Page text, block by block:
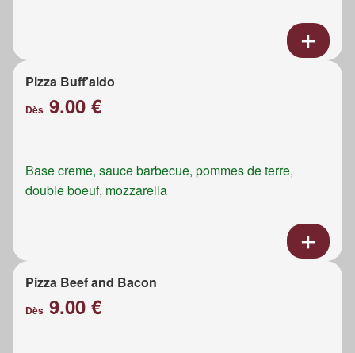
Pizza Buff'aldo
Dès 9.00 €
Base creme, sauce barbecue, pommes de terre,
double boeuf, mozzarella
Pizza Beef and Bacon
Dès 9.00 €